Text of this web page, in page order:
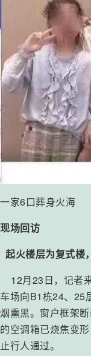
一家6口葬身火海
现场回访
起火楼层为复式楼
12月23日，记者
车场向B1栋24、25
烟熏黑。窗户框架
的空调箱已烧焦变
止行人通过。